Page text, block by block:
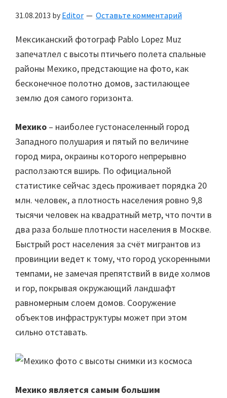
31.08.2013 by Editor Оставьте комментарий
Мексиканский фотограф Pablo Lopez Muz
запечатлел с высоты птичьего полета спальные
районы Мехико, предстающие на фото, как
бесконечное полотно домов, застилающее
землю доя самого горизонта.
Мехико – наиболее густонаселенный город
Западного полушария и пятый по величине
город мира, окраины которого непрерывно
расползаются вширь. По официальной
статистике сейчас здесь проживает порядка 20
млн. человек, а плотность населения ровно 9,8
тысячи человек на квадратный метр, что почти в
два раза больше плотности населения в Москве.
Быстрый рост населения за счёт мигрантов из
провинции ведет к тому, что город ускоренными
темпами, не замечая препятствий в виде холмов
и гор, покрывая окружающий ландшафт
равномерным слоем домов. Сооружение
объектов инфраструктуры может при этом
сильно отставать.
Мехикоявляется самым большим